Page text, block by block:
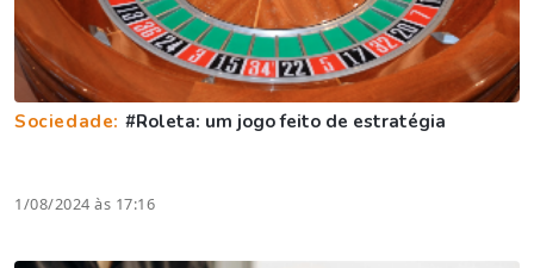
Sociedade: #Roleta: um jogo feito de estratégia
1/08/2024 às 17:16